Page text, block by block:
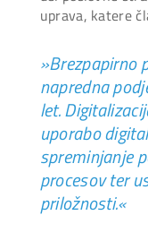
uprava, katere
»Brezpapirno
napredna
let.
uporabo
spreminjanje
procesov ter
priložnosti.«